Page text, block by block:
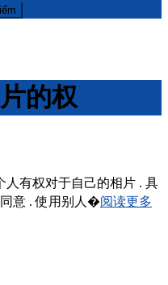
的权
人有权对于自己的相片 . 具
意 . 使用别人�阅读更多